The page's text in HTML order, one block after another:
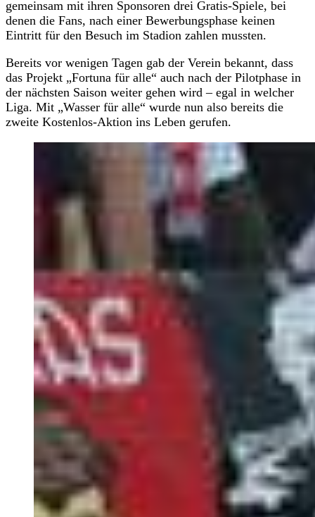
gemeinsam mit ihren Sponsoren drei Gratis-Spiele, bei
denen die Fans, nach einer Bewerbungsphase keinen
Eintritt für den Besuch im Stadion zahlen mussten.
Bereits vor wenigen Tagen gab der Verein bekannt, dass
das Projekt „Fortuna für alle“ auch nach der Pilotphase in
der nächsten Saison weiter gehen wird – egal in welcher
Liga. Mit „Wasser für alle“ wurde nun also bereits die
zweite Kostenlos-Aktion ins Leben gerufen.